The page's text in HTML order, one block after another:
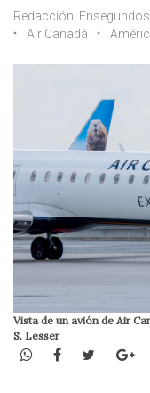
Redacción,
Air Canadá
Vista de un avión de Air
S. Lesser
WhatsApp
Facebook
Twitter